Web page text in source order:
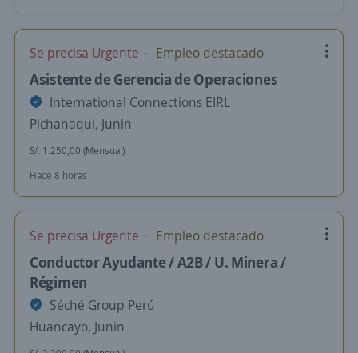
Se precisa Urgente Empleo destacado
Asistente de Gerencia de Operaciones
International Connections EIRL
Pichanaqui, Junin
S/. 1.250,00 (Mensual)
Hace 8 horas
Se precisa Urgente Empleo destacado
Conductor Ayudante / A2B / U. Minera /
Régimen
Séché Group Perú
Huancayo, Junin